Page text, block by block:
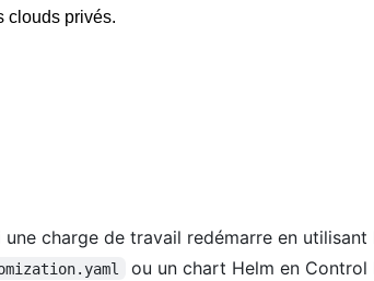
clouds privés.
charge de travail redémarre en utilisant
ou un chart Helm en